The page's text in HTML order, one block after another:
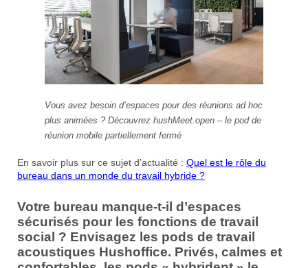
Vous avez besoin d’espaces pour des réunions ad hoc
plus animées ? Découvrez hushMeet.open – le pod de
réunion mobile partiellement fermé
En savoir plus sur ce sujet d’actualité : Quel est le rôle du
bureau dans un monde du travail hybride ?
Votre bureau manque-t-il d’espaces
sécurisés pour les fonctions de travail
social ? Envisagez les pods de travail
acoustiques Hushoffice. Privés, calmes et